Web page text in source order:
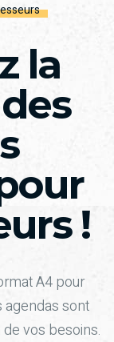
la
!
A4 pour
sont
vos besoins.